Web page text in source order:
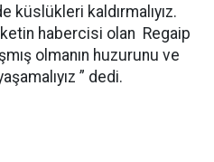
kaldırmalıyız.
habercisi olan Regaip
olmanın huzurunu ve
” dedi.